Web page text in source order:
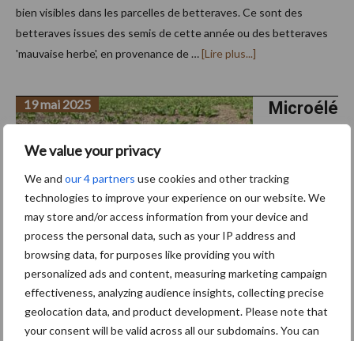
We value your privacy
We and our 4 partners use cookies and other tracking
technologies to improve your experience on our website. We
may store and/or access information from your device and
process the personal data, such as your IP address and
browsing data, for purposes like providing you with
personalized ads and content, measuring marketing campaign
effectiveness, analyzing audience insights, collecting precise
geolocation data, and product development. Please note that
your consent will be valid across all our subdomains. You can
bien visibles dans les parcelles de betteraves. Ce sont des
betteraves issues des semis de cette année ou des betteraves
'mauvaise herbe', en provenance de …[Lire plus...]
premières
betteraves
montées
Microélé
ments
betterav
es : ne
pas
négliger
les
apports de bore
19 mai 2025
La betterave est une plante particulièrement sensible à la